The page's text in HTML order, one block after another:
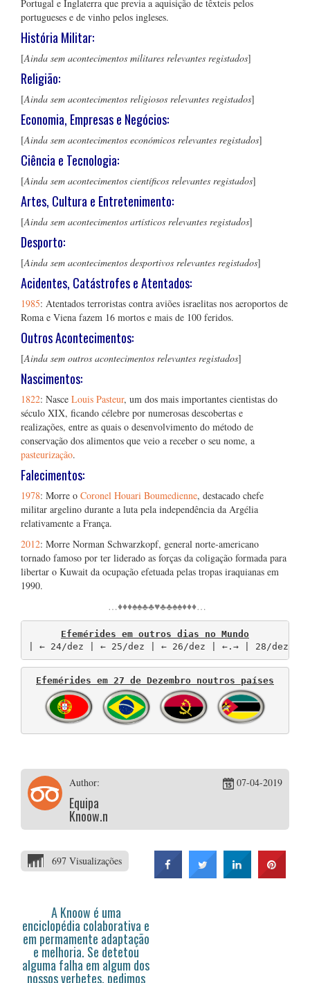
Portugal e Inglaterra que previa a aquisição de têxteis pelos
portugueses e de vinho pelos ingleses.
História Militar:
[Ainda sem acontecimentos militares relevantes registados]
Religião:
[Ainda sem acontecimentos religiosos relevantes registados]
Economia, Empresas e Negócios:
[Ainda sem acontecimentos económicos relevantes registados]
Ciência e Tecnologia:
[Ainda sem acontecimentos científicos relevantes registados]
Artes, Cultura e Entretenimento:
[Ainda sem acontecimentos artísticos relevantes registados]
Desporto:
[Ainda sem acontecimentos desportivos relevantes registados]
Acidentes, Catástrofes e Atentados:
1985: Atentados terroristas contra aviões israelitas nos aeroportos de
Roma e Viena fazem 16 mortos e mais de 100 feridos.
Outros Acontecimentos:
[Ainda sem outros acontecimentos relevantes registados]
Nascimentos:
1822: Nasce Louis Pasteur, um dos mais importantes cientistas do
século XIX, ficando célebre por numerosas descobertas e
realizações, entre as quais o desenvolvimento do método de
conservação dos alimentos que veio a receber o seu nome, a
pasteurização.
Falecimentos:
1978: Morre o Coronel Houari Boumedienne, destacado chefe
militar argelino durante a luta pela independência da Argélia
relativamente a França.
2012: Morre Norman Schwarzkopf, general norte-americano
tornado famoso por ter liderado as forças da coligação formada para
libertar o Kuwait da ocupação efetuada pelas tropas iraquianas em
1990.
…♦♦♦♠♠♣♣♥♣♣♠♠♦♦♦…
Efemérides em outros dias no Mundo
| ← 24/dez | ← 25/dez | ← 26/dez | ←.→ | 28/dez
Efemérides em 27 de Dezembro noutros países
Author:
Equipa
Knoow.net
07-04-2019
697 Visualizações
A Knoow é uma
enciclopédia colaborativa e
em permamente adaptação
e melhoria. Se detetou
alguma falha em algum dos
nossos verbetes, pedimos